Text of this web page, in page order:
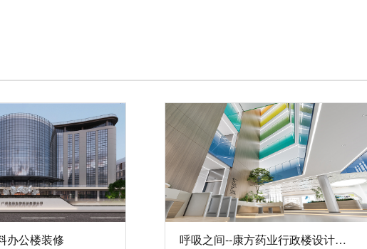
办公楼装修 呼吸之间--康方药业行政楼设计装修